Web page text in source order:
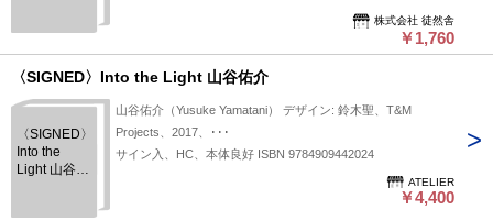
株式会社 徒然舎
￥1,760
〈SIGNED〉Into the Light 山谷佑介
〈SIGNED〉
Into the
Light 山谷佑
山谷佑介（Yusuke Yamatani） デザイン: 鈴木聖、T&M
Projects、2017、･･･
サイン入、HC、本体良好 ISBN 9784909442024
ATELIER
￥4,400